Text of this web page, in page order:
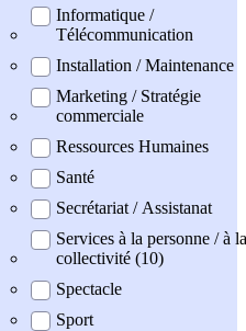
Informatique /
Télécommunication
Installation / Maintenance
Marketing / Stratégie
commerciale
Ressources Humaines
Santé
Secrétariat / Assistanat
Services à la personne / à la
collectivité (10)
Spectacle
Sport